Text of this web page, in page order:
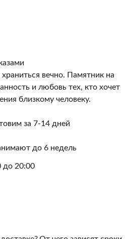
вечно. Памятник на
и любовь тех, кто хочет
близкому человеку.
за 7-14 дней
до 6 недель
до 20:00